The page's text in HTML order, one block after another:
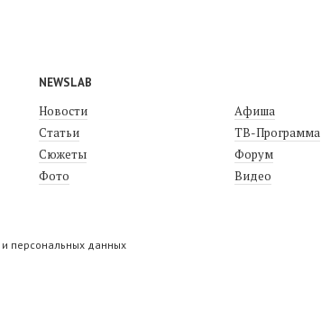
NEWSLAB
Новости
Статьи
Сюжеты
Фото
Афиша
ТВ-Программа
Форум
Видео
персональных данных